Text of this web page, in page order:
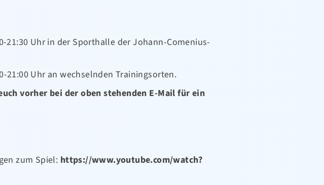
21:30 Uhr in der Sporthalle der Johann-Comenius-
21:00 Uhr an wechselnden Trainingsorten.
vorher bei der oben stehenden E-Mail für ein
zum Spiel: https://www.youtube.com/watch?